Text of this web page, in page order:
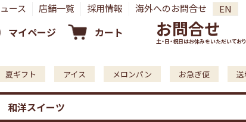
ース 店舗一覧 採用情報 海外へのお問合せ EN
マイページ カート お問合せ
土・日・祝日はお休みをいただいており
夏ギフト アイス メロンパン お急ぎ便
和洋スイーツ